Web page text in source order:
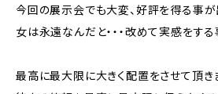
今回の展示会でも大変、好評を得る事が
女は永遠なんだと・・・改めて実感をする
最高に最大限に大きく配置をさせて頂き